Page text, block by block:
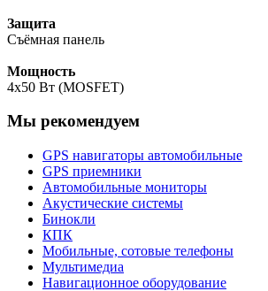
Защита
Съёмная панель
Мощность
4x50 Вт (MOSFET)
Мы рекомендуем
GPS навигаторы автомобильные
GPS приемники
Автомобильные мониторы
Акустические системы
Бинокли
КПК
Мобильные, сотовые телефоны
Мультимедиа
Навигационное оборудование